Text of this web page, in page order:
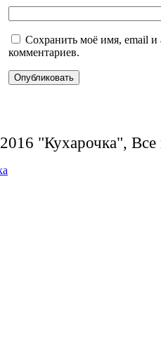
Сохранить моё имя, email и
комментариев.
"Кухарочка",